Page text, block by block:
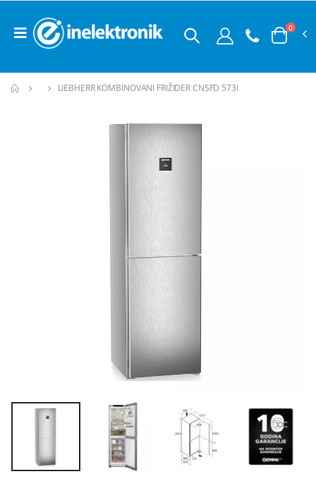
0
LIEBHERR KOMBINOVANI FRIŽIDER CNSFD 573I